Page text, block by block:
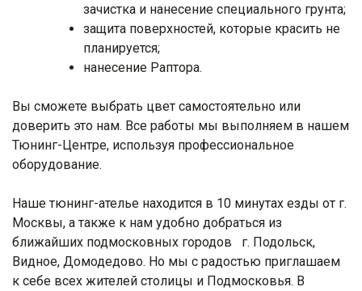
зачистка и нанесение специального грунта;
защита поверхностей, которые красить не
планируется;
нанесение Раптора.
Вы сможете выбрать цвет самостоятельно или
доверить это нам. Все работы мы выполняем в нашем
Тюнинг-Центре, используя профессиональное
оборудование.
Наше тюнинг-ателье находится в 10 минутах езды от г.
Москвы, а также к нам удобно добраться из
ближайших подмосковных городов г. Подольск,
Видное, Домодедово. Но мы с радостью приглашаем
к себе всех жителей столицы и Подмосковья. В